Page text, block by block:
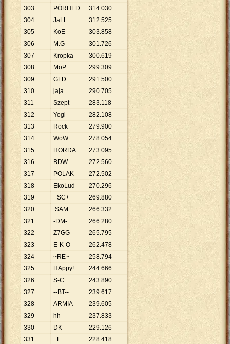
303
PÖRHED 314.030
304
JaLL 312.525
305
KoE 303.858
306
M.G 301.726
307
Kropka 300.619
308
MoP 299.309
309
GLD 291.500
310
jaja 290.705
311
Szept 283.118
312
Yogi 282.108
313
Rock 279.900
314
WoW 278.054
315
HORDA 273.095
316
BDW 272.560
317
POLAK 272.502
318
EkoLud 270.296
319
+SC+ 269.880
320
.SAM. 266.332
321
-DM- 266.280
322
Z7GG 265.795
323
E-K-O 262.478
324
~RE~ 258.794
325
HAppy! 244.666
326
S-C 243.890
327
--BT-- 239.617
328
ARMIA 239.605
329
hh 237.833
330
DK 229.126
331
+E+ 228.418